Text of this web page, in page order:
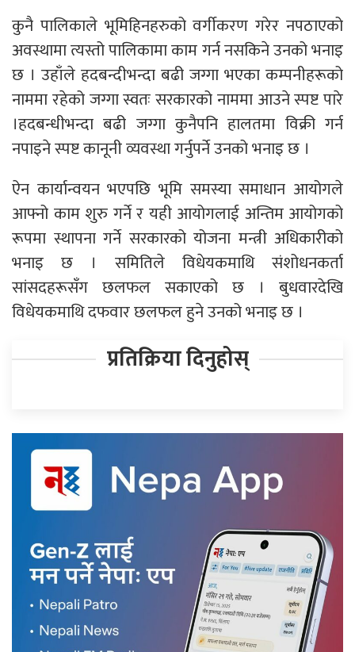
कुनै पालिकाले भूमिहिनहरुको वर्गीकरण गरेर नपठाएको
अवस्थामा त्यस्तो पालिकामा काम गर्न नसकिने उनको भनाइ
छ । उहाँले हदबन्दीभन्दा बढी जग्गा भएका कम्पनीहरूको
नाममा रहेको जग्गा स्वतः सरकारको नाममा आउने स्पष्ट पारे
।हदबन्धीभन्दा बढी जग्गा कुनैपनि हालतमा विक्री गर्न
नपाइने स्पष्ट कानूनी व्यवस्था गर्नुपर्ने उनको भनाइ छ ।
ऐन कार्यान्वयन भएपछि भूमि समस्या समाधान आयोगले
आफ्नो काम शुरु गर्ने र यही आयोगलाई अन्तिम आयोगको
रूपमा स्थापना गर्ने सरकारको योजना मन्त्री अधिकारीको
भनाइ छ । समितिले विधेयकमाथि संशोधनकर्ता
सांसदहरूसँग छलफल सकाएको छ । बुधवारदेखि
विधेयकमाथि दफवार छलफल हुने उनको भनाइ छ ।
प्रतिक्रिया दिनुहोस्